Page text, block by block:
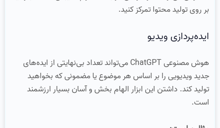
بر روی تولید محتوا تمرکز کنید.
ایده‌پردازی ویدیو
هوش مصنوعی ChatGPT می‌تواند تعداد بی‌نهایتی از ایده‌های
جدید ویدیویی را بر اساس هر موضوع یا مضمونی که بخواهید
تولید کند. داشتن این ابزار الهام بخش و آسان بسیار ارزشمند
است.